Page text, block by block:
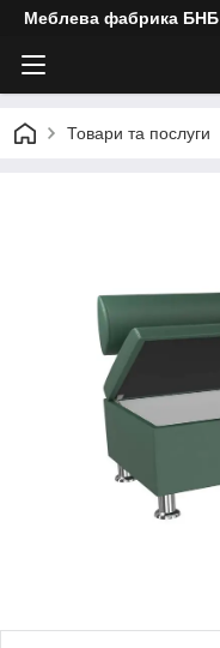
Меблева фабрика БНБ
Товари та послуги